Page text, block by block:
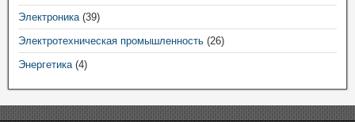
Электроника(39)
Электротехническая промышленность (26)
Энергетика(4)